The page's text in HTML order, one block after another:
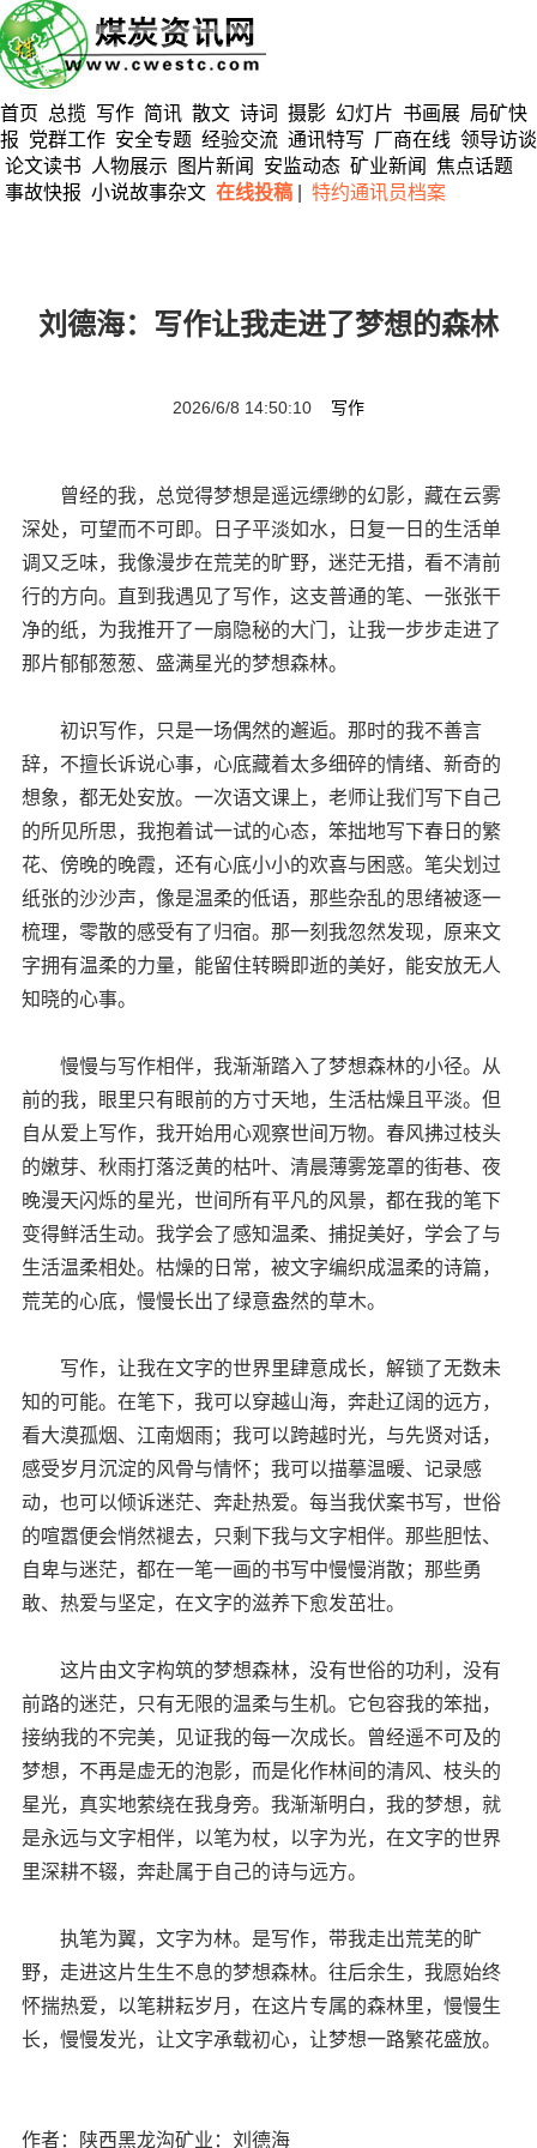
首页 总揽 写作 简讯 散文 诗词 摄影 幻灯片 书画展 局矿快
报 党群工作 安全专题 经验交流 通讯特写 厂商在线 领导访谈
论文读书
人物展示 图片新闻 安监动态 矿业新闻
焦点话题
事故快报 小说故事杂文 在线投稿 特约通讯员档案
刘德海：写作让我走进了梦想的森林
2026/6/8 14:50:10 写作
曾经的我，总觉得梦想是遥远缥缈的幻影，藏在云雾
深处，可望而不可即。日子平淡如水，日复一日的生活单
调又乏味，我像漫步在荒芜的旷野，迷茫无措，看不清前
行的方向。直到我遇见了写作，这支普通的笔、一张张干
净的纸，为我推开了一扇隐秘的大门，让我一步步走进了
那片郁郁葱葱、盛满星光的梦想森林。
初识写作，只是一场偶然的邂逅。那时的我不善言
辞，不擅长诉说心事，心底藏着太多细碎的情绪、新奇的
想象，都无处安放。一次语文课上，老师让我们写下自己
的所见所思，我抱着试一试的心态，笨拙地写下春日的繁
花、傍晚的晚霞，还有心底小小的欢喜与困惑。笔尖划过
纸张的沙沙声，像是温柔的低语，那些杂乱的思绪被逐一
梳理，零散的感受有了归宿。那一刻我忽然发现，原来文
字拥有温柔的力量，能留住转瞬即逝的美好，能安放无人
知晓的心事。
慢慢与写作相伴，我渐渐踏入了梦想森林的小径。从
前的我，眼里只有眼前的方寸天地，生活枯燥且平淡。但
自从爱上写作，我开始用心观察世间万物。春风拂过枝头
的嫩芽、秋雨打落泛黄的枯叶、清晨薄雾笼罩的街巷、夜
晚漫天闪烁的星光，世间所有平凡的风景，都在我的笔下
变得鲜活生动。我学会了感知温柔、捕捉美好，学会了与
生活温柔相处。枯燥的日常，被文字编织成温柔的诗篇，
荒芜的心底，慢慢长出了绿意盎然的草木。
写作，让我在文字的世界里肆意成长，解锁了无数未
知的可能。在笔下，我可以穿越山海，奔赴辽阔的远方，
看大漠孤烟、江南烟雨；我可以跨越时光，与先贤对话，
感受岁月沉淀的风骨与情怀；我可以描摹温暖、记录感
动，也可以倾诉迷茫、奔赴热爱。每当我伏案书写，世俗
的喧嚣便会悄然褪去，只剩下我与文字相伴。那些胆怯、
自卑与迷茫，都在一笔一画的书写中慢慢消散；那些勇
敢、热爱与坚定，在文字的滋养下愈发茁壮。
这片由文字构筑的梦想森林，没有世俗的功利，没有
前路的迷茫，只有无限的温柔与生机。它包容我的笨拙，
接纳我的不完美，见证我的每一次成长。曾经遥不可及的
梦想，不再是虚无的泡影，而是化作林间的清风、枝头的
星光，真实地萦绕在我身旁。我渐渐明白，我的梦想，就
是永远与文字相伴，以笔为杖，以字为光，在文字的世界
里深耕不辍，奔赴属于自己的诗与远方。
执笔为翼，文字为林。是写作，带我走出荒芜的旷
野，走进这片生生不息的梦想森林。往后余生，我愿始终
怀揣热爱，以笔耕耘岁月，在这片专属的森林里，慢慢生
长，慢慢发光，让文字承载初心，让梦想一路繁花盛放。
作者：陕西黑龙沟矿业：刘德海